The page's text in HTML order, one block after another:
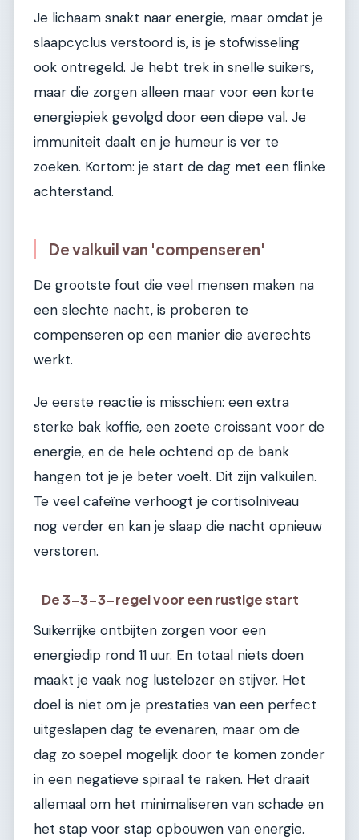
Je lichaam snakt naar energie, maar omdat je
slaapcyclus verstoord is, is je stofwisseling
ook ontregeld. Je hebt trek in snelle suikers,
maar die zorgen alleen maar voor een korte
energiepiek gevolgd door een diepe val. Je
immuniteit daalt en je humeur is ver te
zoeken. Kortom: je start de dag met een flinke
achterstand.
De valkuil van 'compenseren'
De grootste fout die veel mensen maken na
een slechte nacht, is proberen te
compenseren op een manier die averechts
werkt.
Je eerste reactie is misschien: een extra
sterke bak koffie, een zoete croissant voor de
energie, en de hele ochtend op de bank
hangen tot je je beter voelt. Dit zijn valkuilen.
Te veel cafeïne verhoogt je cortisolniveau
nog verder en kan je slaap die nacht opnieuw
verstoren.
De 3-3-3-regel voor een rustige start
Suikerrijke ontbijten zorgen voor een
energiedip rond 11 uur. En totaal niets doen
maakt je vaak nog lustelozer en stijver. Het
doel is niet om je prestaties van een perfect
uitgeslapen dag te evenaren, maar om de
dag zo soepel mogelijk door te komen zonder
in een negatieve spiraal te raken. Het draait
allemaal om het minimaliseren van schade en
het stap voor stap opbouwen van energie.